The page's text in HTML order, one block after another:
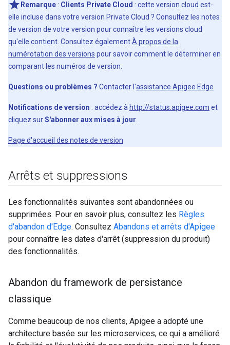
Remarque : Clients Private Cloud : cette version cloud est-
elle incluse dans votre version Private Cloud ? Consultez les notes
de version de votre version pour connaître les versions cloud
qu'elle contient. Consultez égalementÀ propos de la
numérotation des versions pour savoir comment le déterminer en
comparant les numéros de version.
Questions ou problèmes ? Contacter l'assistance Apigee Edge
Notifications de version : accédez à http://status.apigee.com et
cliquez surS'abonner aux mises à jour
Page d'accueil des notes de version
Arrêts et suppressions
Les fonctionnalités suivantes sont abandonnées ou
supprimées. Pour en savoir plus, consultez les Règles
d'abandon d'Edge. Consultez Abandons et arrêts d'Apigee
pour connaître les dates d'arrêt (suppression du produit)
des fonctionnalités.
Abandon du framework de persistance
classique
Comme beaucoup de nos clients, Apigee a adopté une
architecture basée sur les microservices, ce qui a amélioré